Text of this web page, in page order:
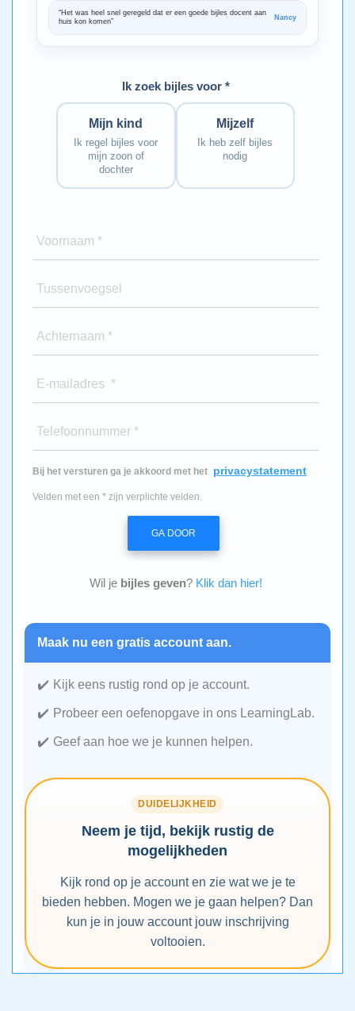
“Het was heel snel geregeld dat er een goede bijles docent aan
huis kon komen”
Nancy
Ik zoek bijles voor *
Mijn kind
Ik regel bijles voor
mijn zoon of
dochter
Mijzelf
Ik heb zelf bijles
nodig
Voornaam *
Tussenvoegsel
Achternaam *
E-mailadres *
Telefoonnummer *
Bij het versturen ga je akkoord met het privacystatement
Velden met een * zijn verplichte velden.
GA DOOR
Wil je bijles geven? Klik dan hier!
Maak nu een gratis account aan.
Kijk eens rustig rond op je account.
Probeer een oefenopgave in ons LearningLab.
Geef aan hoe we je kunnen helpen.
DUIDELIJKHEID
Neem je tijd, bekijk rustig de
mogelijkheden
Kijk rond op je account en zie wat we je te
bieden hebben. Mogen we je gaan helpen? Dan
kun je in jouw account jouw inschrijving
voltooien.